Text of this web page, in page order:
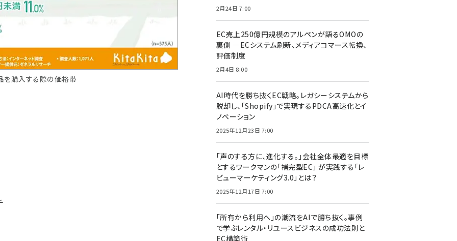
を購入する際の価格帯
2月24日 7:00
EC売上250億円規模のアルペンが語るOMOの
裏側 ―ECシステム刷新、メディアコマース転換、
評価制度
2月4日 8:00
AI時代を勝ち抜くEC戦略。レガシーシステムから
脱却し、「Shopify」で実現するPDCA高速化とイ
ノベーション
2025年12月23日 7:00
「声のする方に、進化する。」会社全体最適を目標
とするワークマンの「補完型EC」 が実践する「レ
ビューマーケティング3.0」とは？
2025年12月17日 7:00
「所有から利用へ」の潮流をAIで勝ち抜く。事例
で学ぶレンタル・リユースビジネスの成功法則と
EC構築術